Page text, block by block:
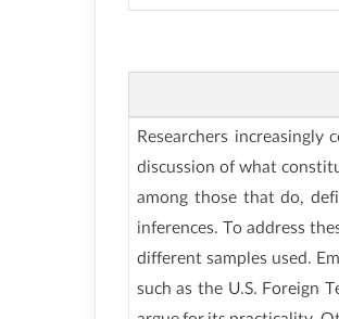
Researchers
discussion of what
among those that do,
inferences. To address
different samples used.
such as the U.S. Foreign